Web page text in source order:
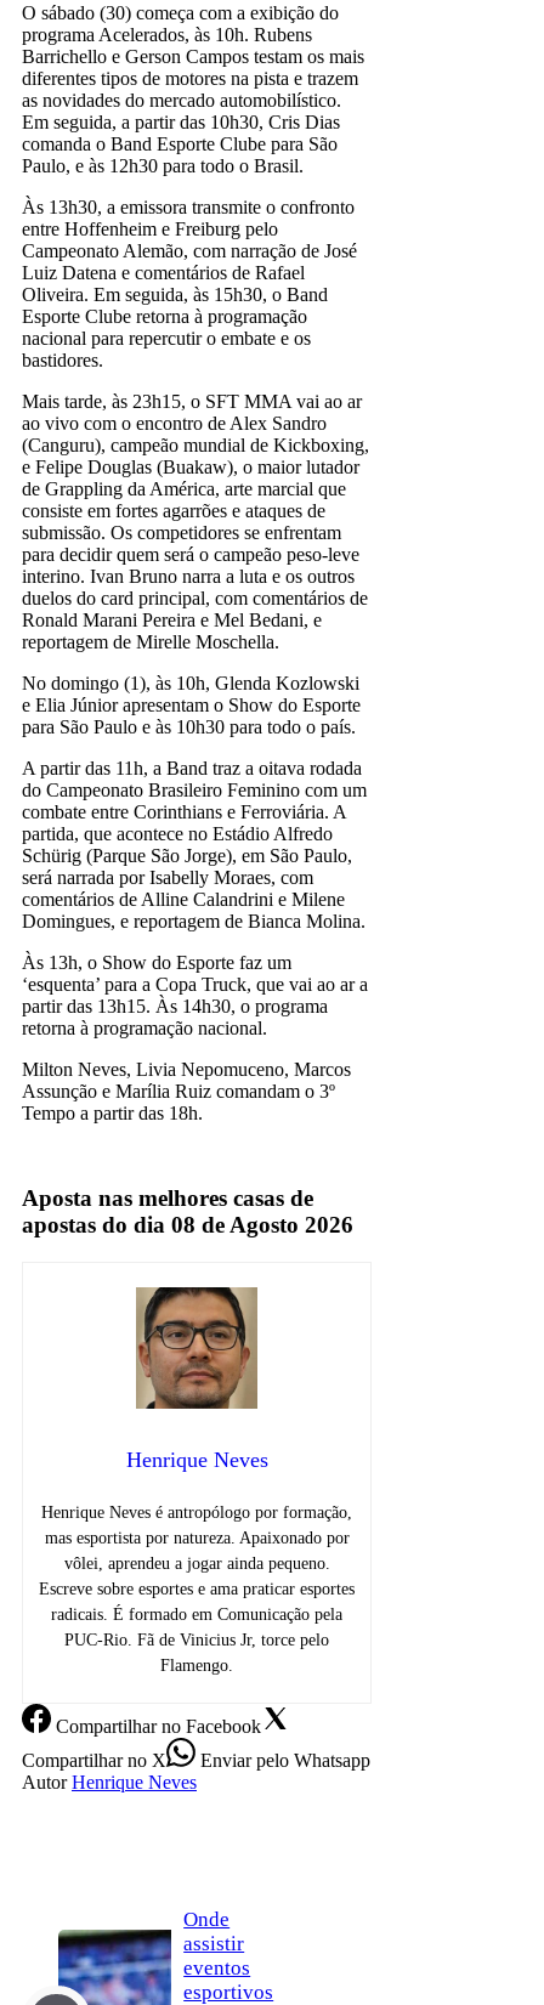
O sábado (30) começa com a exibição do
programa Acelerados, às 10h. Rubens
Barrichello e Gerson Campos testam os mais
diferentes tipos de motores na pista e trazem
as novidades do mercado automobilístico.
Em seguida, a partir das 10h30, Cris Dias
comanda o Band Esporte Clube para São
Paulo, e às 12h30 para todo o Brasil.
Às 13h30, a emissora transmite o confronto
entre Hoffenheim e Freiburg pelo
Campeonato Alemão, com narração de José
Luiz Datena e comentários de Rafael
Oliveira. Em seguida, às 15h30, o Band
Esporte Clube retorna à programação
nacional para repercutir o embate e os
bastidores.
Mais tarde, às 23h15, o SFT MMA vai ao ar
ao vivo com o encontro de Alex Sandro
(Canguru), campeão mundial de Kickboxing,
e Felipe Douglas (Buakaw), o maior lutador
de Grappling da América, arte marcial que
consiste em fortes agarrões e ataques de
submissão. Os competidores se enfrentam
para decidir quem será o campeão peso-leve
interino. Ivan Bruno narra a luta e os outros
duelos do card principal, com comentários de
Ronald Marani Pereira e Mel Bedani, e
reportagem de Mirelle Moschella.
No domingo (1), às 10h, Glenda Kozlowski
e Elia Júnior apresentam o Show do Esporte
para São Paulo e às 10h30 para todo o país.
A partir das 11h, a Band traz a oitava rodada
do Campeonato Brasileiro Feminino com um
combate entre Corinthians e Ferroviária. A
partida, que acontece no Estádio Alfredo
Schürig (Parque São Jorge), em São Paulo,
será narrada por Isabelly Moraes, com
comentários de Alline Calandrini e Milene
Domingues, e reportagem de Bianca Molina.
Às 13h, o Show do Esporte faz um
‘esquenta’ para a Copa Truck, que vai ao ar a
partir das 13h15. Às 14h30, o programa
retorna à programação nacional.
Milton Neves, Livia Nepomuceno, Marcos
Assunção e Marília Ruiz comandam o 3º
Tempo a partir das 18h.
Aposta nas melhores casas de
apostas do dia 08 de Agosto 2026
Henrique Neves
Henrique Neves é antropólogo por formação,
mas esportista por natureza. Apaixonado por
vôlei, aprendeu a jogar ainda pequeno.
Escreve sobre esportes e ama praticar esportes
radicais. É formado em Comunicação pela
PUC-Rio. Fã de Vinicius Jr, torce pelo
Flamengo.
Compartilharno Facebook
Compartilharno X Enviarpelo Whatsapp
Autor Henrique Neves
Onde
assistir
eventos
esportivos